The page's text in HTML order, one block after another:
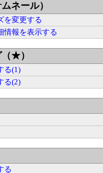
ネール）
を変更する
情報を表示する
★）
る(1)
る(2)
る